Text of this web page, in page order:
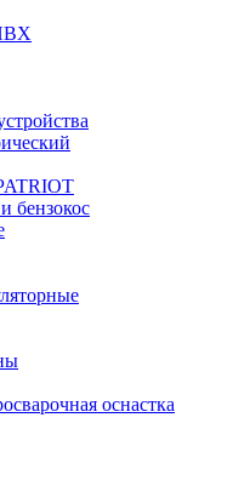
бензокос
оснастка